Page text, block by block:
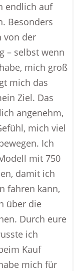
endlich auf
Besonders
von der
– selbst wenn
mich groß
mich das
Ziel. Das
angenehm,
mich viel
Ich
mit 750
damit ich
fahren kann,
über die
Durch eure
ich
Kauf
mich für